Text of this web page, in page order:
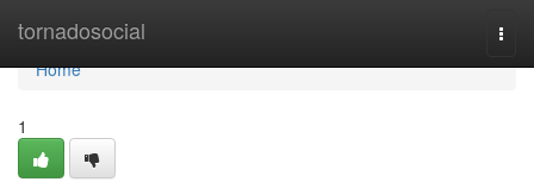
tornadosocial
Home
Home
1